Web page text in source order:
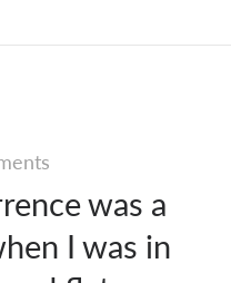
was a
I was in